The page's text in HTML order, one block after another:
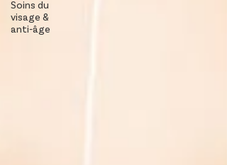
Soins du
visage &
anti-âge